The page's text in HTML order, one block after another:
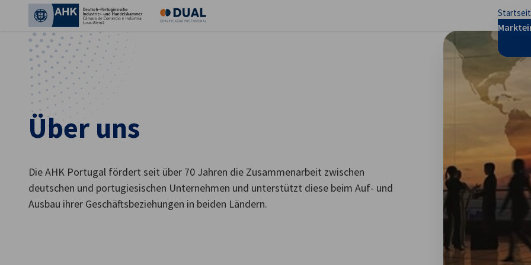
German
Über uns
Die AHK Portugal fördert seit über 70 Jahren die Zusammenarbeit zwischen
deutschen und portugiesischen Unternehmen und unterstützt diese beim Auf- und
Ausbau ihrer Geschäftsbeziehungen in beiden Ländern.